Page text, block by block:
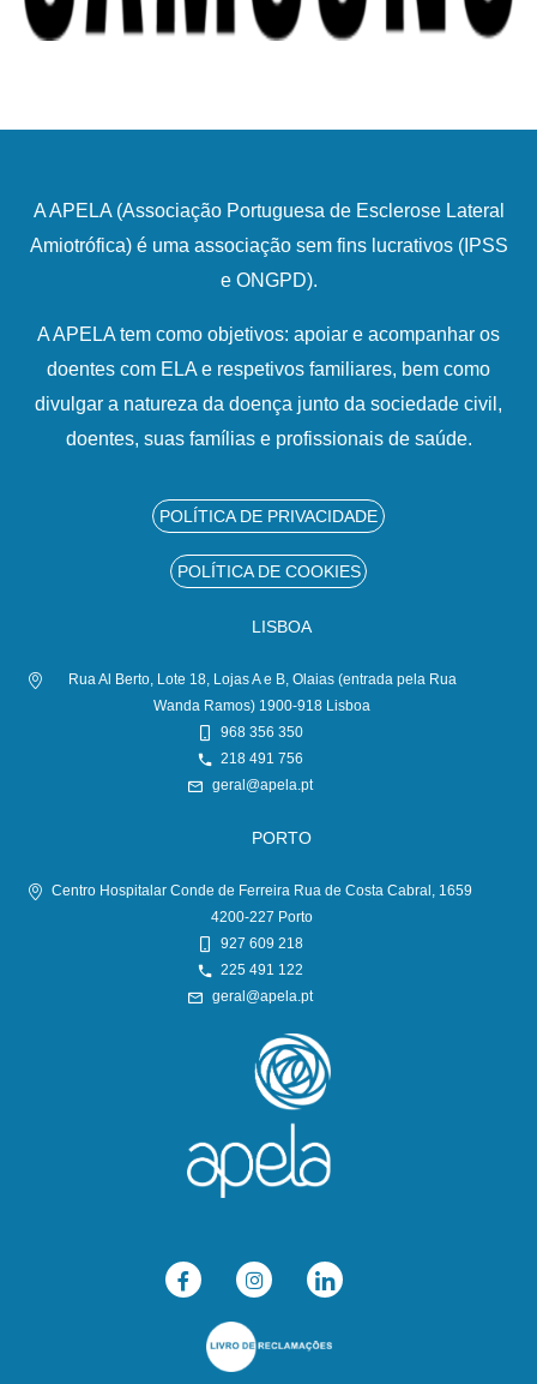
A APELA (Associação Portuguesa de Esclerose Lateral
Amiotrófica) é uma associação sem fins lucrativos (IPSS
e ONGPD).
A APELA tem como objetivos: apoiar e acompanhar os
doentes com ELA e respetivos familiares, bem como
divulgar a natureza da doença junto da sociedade civil,
doentes, suas famílias e profissionais de saúde.
POLÍTICA DE PRIVACIDADE
POLÍTICA DE COOKIES
LISBOA
Rua Al Berto, Lote 18, Lojas A e B, Olaias (entrada pela Rua
Wanda Ramos) 1900-918 Lisboa
968 356 350
218 491 756
geral@apela.pt
PORTO
Centro Hospitalar Conde de Ferreira Rua de Costa Cabral, 1659
4200-227 Porto
927 609 218
225 491 122
geral@apela.pt